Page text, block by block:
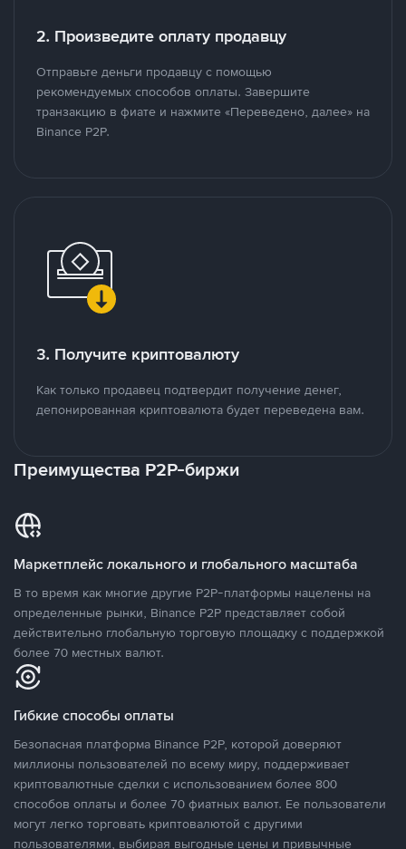
2. Произведите оплату продавцу
Отправьте деньги продавцу с помощью
рекомендуемых способов оплаты. Завершите
транзакцию в фиате и нажмите «Переведено, далее» на
Binance P2P.
3. Получите криптовалюту
Как только продавец подтвердит получение денег,
депонированная криптовалюта будет переведена вам.
Преимущества P2P-биржи
Маркетплейс локального и глобального масштаба
В то время как многие другие P2P-платформы нацелены на
определенные рынки, Binance P2P представляет собой
действительно глобальную торговую площадку с поддержкой
более 70 местных валют.
Гибкие способы оплаты
Безопасная платформа Binance P2P, которой доверяют
миллионы пользователей по всему миру, поддерживает
криптовалютные сделки с использованием более 800
способов оплаты и более 70 фиатных валют. Ее пользователи
могут легко торговать криптовалютой с другими
пользователями, выбирая выгодные цены и привычные